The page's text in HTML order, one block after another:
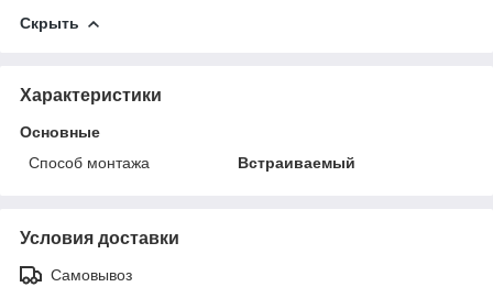
Скрыть
Характеристики
Основные
Способ монтажа
Встраиваемый
Условия доставки
Самовывоз